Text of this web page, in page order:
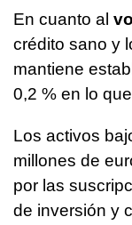
En cuanto al
crédito sano y
mantiene
0,2 % en lo
Los activos
millones de
por las
de inversión y